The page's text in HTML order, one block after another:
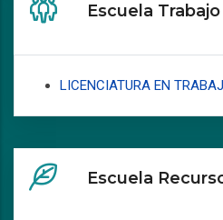
Escuela Trabajo
LICENCIATURA EN
Escuela